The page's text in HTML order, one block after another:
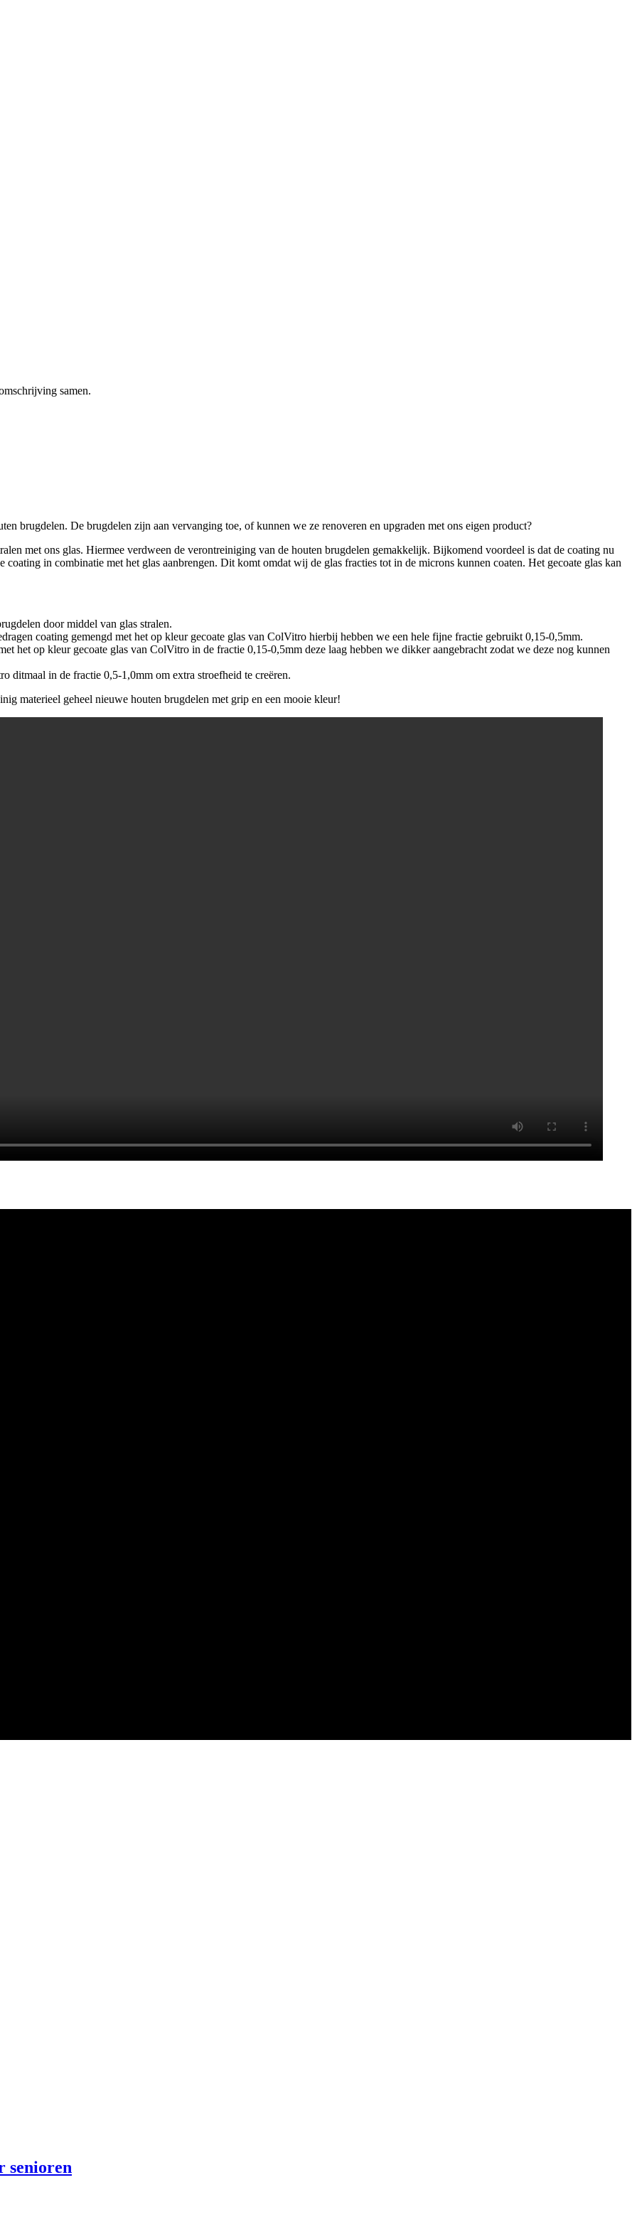
samen.
brugdelen. De brugdelen zijn aan vervanging toe, of kunnen we ze renoveren en upgraden met ons eigen product?
met ons glas. Hiermee verdween de verontreiniging van de houten brugdelen gemakkelijk. Bijkomend voordeel is dat de coating nu
coating in combinatie met het glas aanbrengen. Dit komt omdat wij de glas fracties tot in de microns kunnen coaten. Het gecoate glas kan
door middel van glas stralen.
coating gemengd met het op kleur gecoate glas van ColVitro hierbij hebben we een hele fijne fractie gebruikt 0,15-0,5mm.
het op kleur gecoate glas van ColVitro in de fractie 0,15-0,5mm deze laag hebben we dikker aangebracht zodat we deze nog kunnen
ditmaal in de fractie 0,5-1,0mm om extra stroefheid te creëren.
materieel geheel nieuwe houten brugdelen met grip en een mooie kleur!
senioren